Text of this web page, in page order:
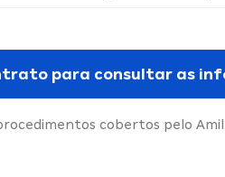
para consultar as
cobertos pelo